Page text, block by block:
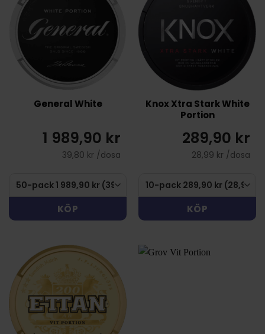
General White
1 989,90 kr
39,80 kr /dosa
KÖP
Knox Xtra Stark White
Portion
289,90 kr
28,99 kr /dosa
KÖP